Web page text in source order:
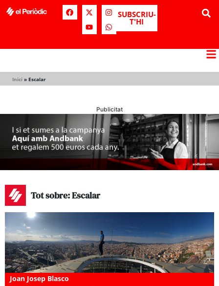
SUBSCRIU-
T'HI
Inici » Escalar
Publicitat
Tot sobre: Escalar
Joan Josep Blasco